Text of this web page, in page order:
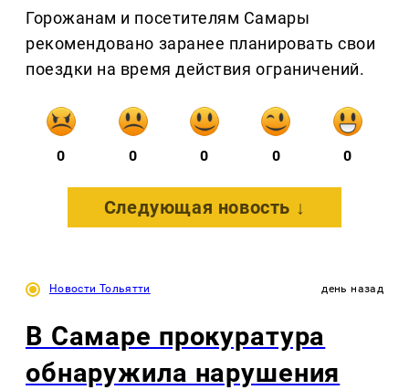
Горожанам и посетителям Самары
рекомендовано заранее планировать свои
поездки на время действия ограничений.
0 0 0 0 0
Следующая новость ↓
Новости Тольятти день назад
В Самаре прокуратура
обнаружила нарушения